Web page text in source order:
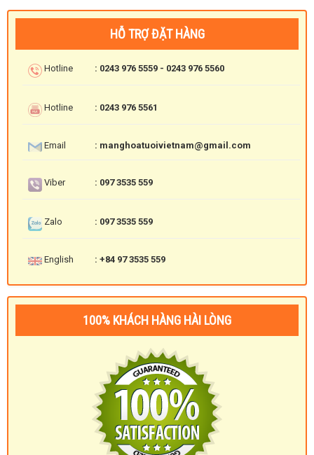
HỖ TRỢ ĐẶT HÀNG
Hotline : 0243 976 5559 - 0243 976 5560
Hotline : 0243 976 5561
Email : manghoatuoivietnam@gmail.com
Viber : 097 3535 559
Zalo : 097 3535 559
English : +84 97 3535 559
100% KHÁCH HÀNG HÀI LÒNG